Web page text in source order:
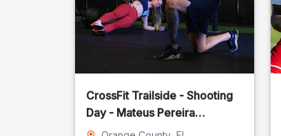
CrossFit Trailside - Shooting
Day - Mateus Pereira
Fotografia